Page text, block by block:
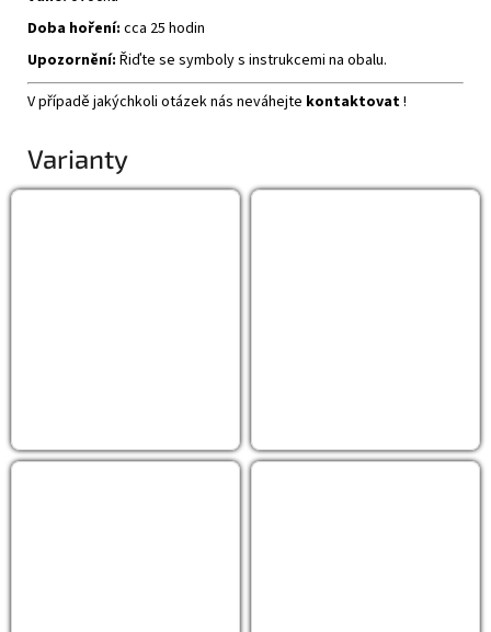
Doba hoření: cca 25 hodin
Upozornění: Řiďte se symboly s instrukcemi na obalu.
V případě jakýchkoli otázek nás neváhejte kontaktovat!
Varianty